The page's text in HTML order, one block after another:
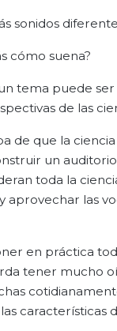
sonidos
cómo suena?
tema puede ser
de las
de que la
un
toda la
aprovechar las
en práctica
tener mucho
características